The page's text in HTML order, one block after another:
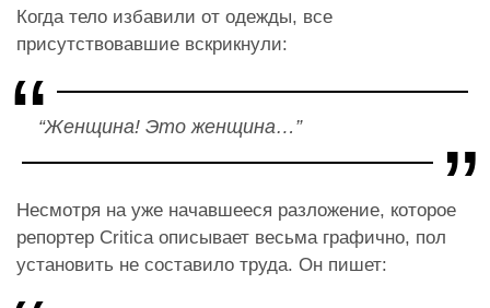
Когда тело избавили от одежды, все
присутствовавшие вскрикнули:
“Женщина! Это женщина…”
Несмотря на уже начавшееся разложение, которое
репортер Critica описывает весьма графично, пол
установить не составило труда. Он пишет: